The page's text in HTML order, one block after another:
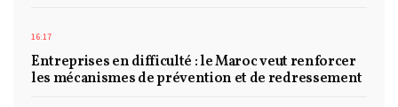
16:17
Entreprises en difficulté : le Maroc veut renforcer
les mécanismes de prévention et de redressement